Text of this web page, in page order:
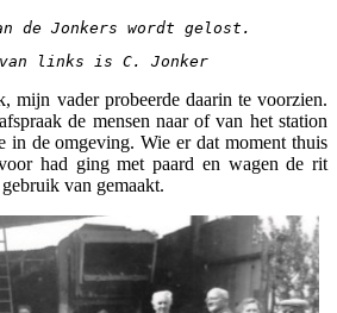
de Jonkers wordt gelost.
van links is C. Jonker
mijn vader probeerde daarin te voorzien.
de mensen naar of van het station
in de omgeving. Wie er dat moment thuis
had ging met paard en wagen de rit
van gemaakt.